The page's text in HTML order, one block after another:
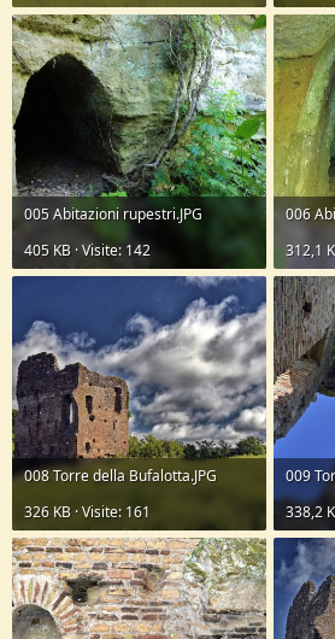
005 Abitazioni rupestri.JPG
405 KB · Visite: 142
006
312,1
008 Torre della Bufalotta.JPG
326 KB · Visite: 161
009
338,2